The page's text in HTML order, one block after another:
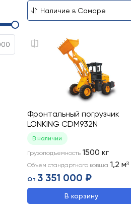
Фронтальный погрузчик
LONKING CDM932N
В наличии
Грузоподъемность 1500 кг
Объем стандартного ковша 1,2 м³
От 3 351 000 ₽
В корзину